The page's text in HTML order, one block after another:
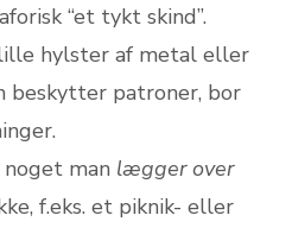
“et tykt skind”.
hylster af metal eller
beskytter patroner, bor
noget man lægger over
f.eks. et piknik- eller